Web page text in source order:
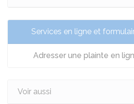
Services en ligne et
Adresser une plainte en
Voir aussi